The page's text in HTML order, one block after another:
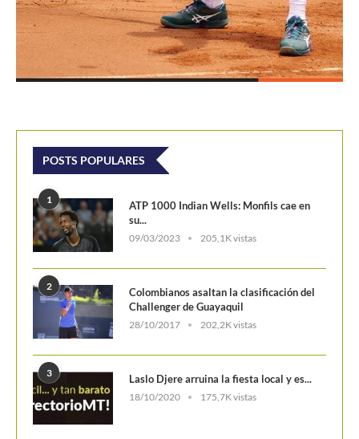
POSTS POPULARES
1
ATP 1000 Indian Wells: Monfils cae en
2
Challenger de Guayaquil
28/10/2017
3 Laslo Djere arruina la fiesta local y es...
18/10/2020 175,7K vistas
Wimbledon 2024 repartirá 50 millones
de libras en...
5 WTA Finals 2024: Cuadro principal